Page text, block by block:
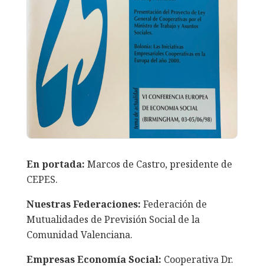
En portada: Marcos de Castro, presidente de
CEPES.
Nuestras Federaciones: Federación de
Mutualidades de Previsión Social de la
Comunidad Valenciana.
Empresas Economía Social: Cooperativa Dr.